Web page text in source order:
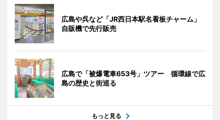
広島や呉など「JR西日本駅名看板チャーム」
自販機で先行販売
広島で「被爆電車653号」ツアー 循環線で広
島の歴史と街巡る
もっと見る